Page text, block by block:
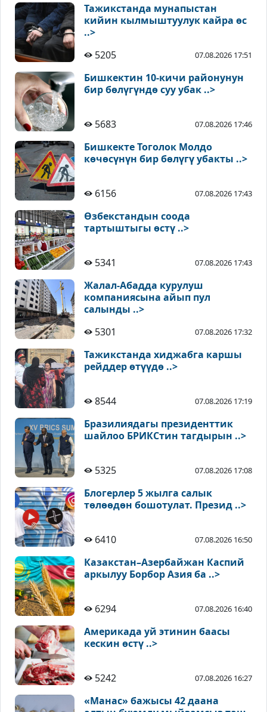
Тажикстанда мунапыстан
кийин кылмыштуулук кайра өс
..>
5205
07.08.2026 17:51
Бишкектин 10-кичи районунун
бир бөлүгүндө суу убак ..>
5683 07.08.2026 17:46
Бишкекте Тоголок Молдо
көчөсүнүн бир бөлүгү убакты ..>
6156 07.08.2026 17:43
Өзбекстандын соода
тартыштыгы өстү ..>
5341 07.08.2026 17:43
Жалал-Абадда курулуш
компаниясына айып пул
салынды ..>
5301
07.08.2026 17:32
Тажикстанда хиджабга каршы
рейддер өтүүдө ..>
8544 07.08.2026 17:19
Бразилиядагы президенттик
шайлоо БРИКСтин тагдырын ..>
5325 07.08.2026 17:08
Блогерлер 5 жылга салык
төлөөдөн бошотулат. Презид ..>
6410 07.08.2026 16:50
Казакстан–Азербайжан Каспий
аркылуу Борбор Азия ба ..>
6294 07.08.2026 16:40
Америкада уй этинин баасы
кескин өстү ..>
5242 07.08.2026 16:27
«Манас» бажысы 42 даана